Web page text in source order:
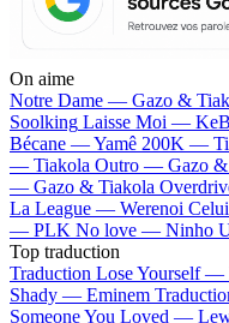
On aime
Notre Dame — Gazo &
Soolking Laisse Moi —
Bécane —Yamê 200K —
— Tiakola Outro — Gazo
— Gazo & Tiakola
La League — Werenoi
— PLK No love — Ninho
Top traduction
Traduction Lose Yourself —
Shady — Eminem
Someone You Loved —